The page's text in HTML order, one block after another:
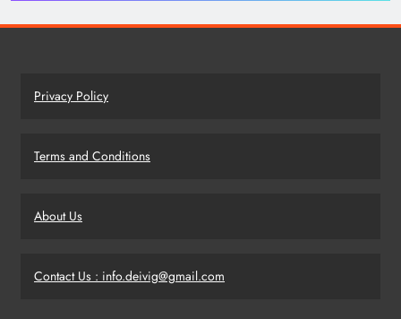
Privacy Policy
Terms and Conditions
About Us
Contact Us : info.deivig@gmail.com